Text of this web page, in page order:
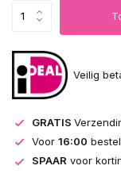
Veilig
GRATIS
Voor 16:00
SPAAR voor